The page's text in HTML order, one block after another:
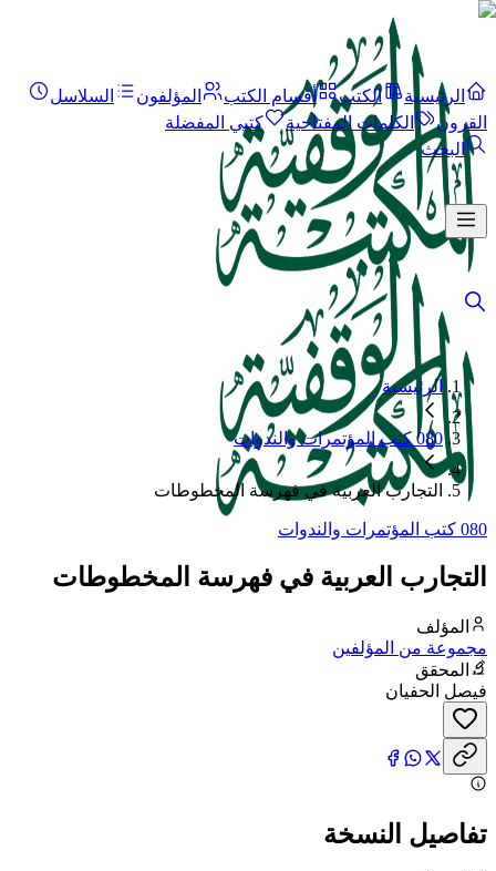
الرئيسية الكتب أقسام الكتب المؤلفون
السلاسل
القرون
الكلمات المفتاحية
كتبي المفضلة
البحث
الرئيسية
080 كتب المؤتمرات والندوات
التجارب العربية في فهرسة المخطوطات
080 كتب المؤتمرات والندوات
التجارب العربية في فهرسة المخطوطات
المؤلف
مجموعة من المؤلفين
المحقق
فيصل الحفيان
تفاصيل النسخة